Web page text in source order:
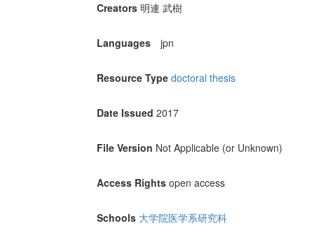
Creators 明連 武樹
Languages jpn
Resource Type doctoral thesis
Date Issued 2017
File Version Not Applicable (or Unknown)
Access Rights open access
Schools 大学院医学系研究科